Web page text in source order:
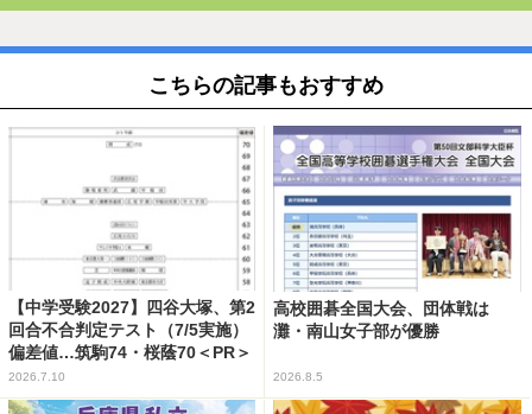
こちらの記事もおすすめ
【中学受験2027】四谷大塚、第2
回合不合判定テスト（7/5実施）
偏差値…筑駒74・桜蔭70＜PR＞
2026.7.10
高校囲碁全国大会、団体戦は
灘・南山女子部が優勝
2026.8.5